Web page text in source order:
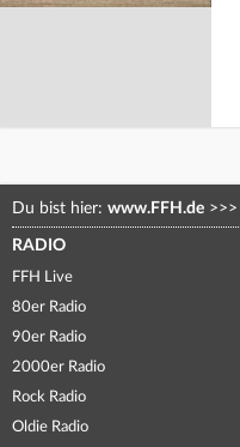
Du bist hier: www.FFH.de >>>
RADIO
FFH Live
80er Radio
90er Radio
2000er Radio
Rock Radio
Oldie Radio